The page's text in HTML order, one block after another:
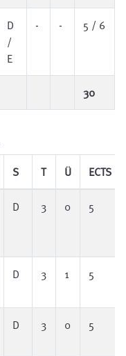
D
/
E
- - 5 / 6
30
S T Ü ECTS
D 3 0 5
D 3 1 5
D 3 0 5